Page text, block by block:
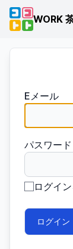
WORK
Eメール
パスワード
ログイ